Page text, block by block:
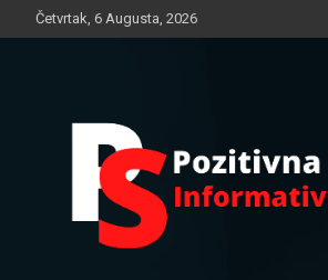
to
Četvrtak, 6 Augusta, 2026